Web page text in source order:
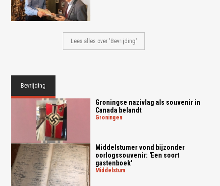
Lees alles over 'Bevrijding'
Bevrijding
Groningse nazivlag als souvenir in
Canada belandt
groningen
Middelstumer vond bijzonder
oorlogssouvenir: 'Een soort
gastenboek'
middelstum